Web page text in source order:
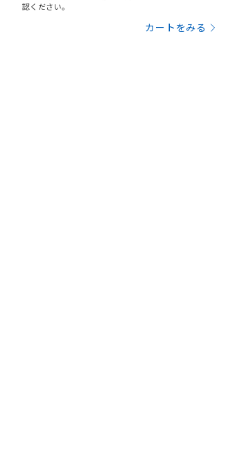
認ください。
カートをみる